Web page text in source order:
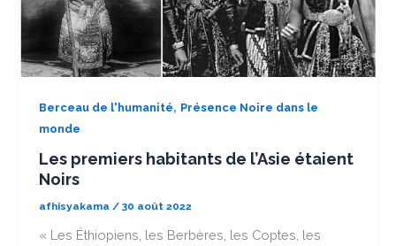
Berceau de l'humanité, Présence Noire dans le
monde
Les premiers habitants de l’Asie étaient
Noirs
afhisyakama/30 août 2022
« Les Éthiopiens, les Berbères, les Coptes, les